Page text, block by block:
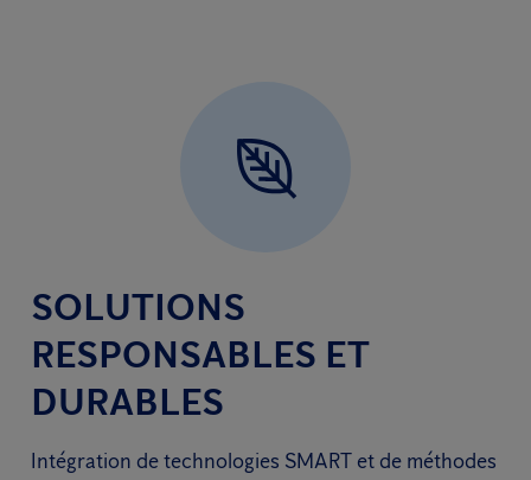
SOLUTIONS
RESPONSABLES ET
DURABLES
Intégration de technologies SMART et de méthodes